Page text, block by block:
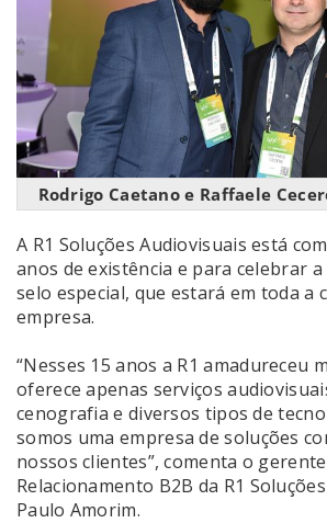
Rodrigo Caetano e Raffaele
A R1 Soluções Audiovisuais está
anos de existência e para celebrar
selo especial, que estará em toda a
empresa.
“Nesses 15 anos a R1 amadureceu
oferece apenas serviços
cenografia e diversos tipos de
somos uma empresa de soluções
nossos clientes”, comenta o
Relacionamento B2B da R1
Paulo Amorim.